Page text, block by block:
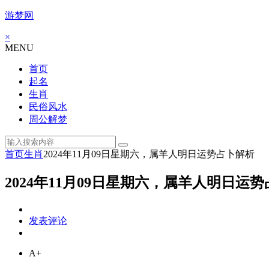
游梦网
×
MENU
首页
起名
生肖
民俗风水
周公解梦
首页生肖 2024年11月09日星期六，属羊人明日运势占卜解析
2024年11月09日星期六，属羊人明日运
发表评论
A+